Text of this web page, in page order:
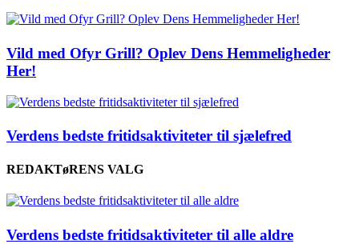
Vild med Ofyr Grill? Oplev Dens Hemmeligheder
Her!
Verdens bedste fritidsaktiviteter til sjælefred
REDAKTøRENS VALG
Verdens bedste fritidsaktiviteter til alle aldre